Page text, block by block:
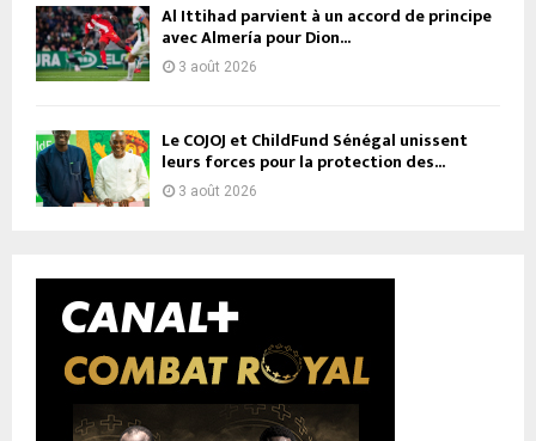
Al Ittihad parvient à un accord de principe
avec Almería pour Dion...
3 août 2026
Le COJOJ et ChildFund Sénégal unissent
leurs forces pour la protection des...
3 août 2026